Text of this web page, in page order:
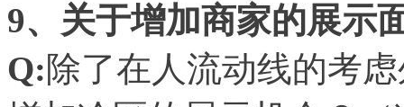
9、关于增加商家的展示
Q:除了在人流动线的考